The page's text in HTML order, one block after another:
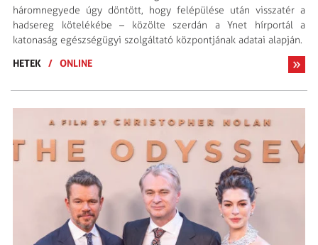
háromnegyede úgy döntött, hogy felépülése után visszatér a
hadsereg kötelékébe – közölte szerdán a Ynet hírportál a
katonaság egészségügyi szolgáltató központjának adatai alapján.
HETEK
/ ONLINE